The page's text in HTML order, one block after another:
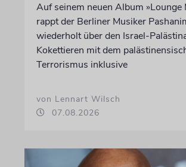
Auf seinem neuen Album »Lounge
rappt der Berliner Musiker
wiederholt über den Israel-
Kokettieren mit dem
Terrorismus inklusive
von Lennart Wilsch
07.08.2026